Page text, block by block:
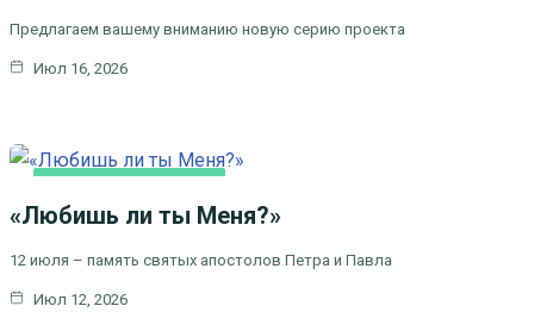
Предлагаем вашему вниманию новую серию проекта
Июл 16, 2026
ПРАЗДНИКИ
«Любишь ли ты Меня?»
12 июля – память святых апостолов Петра и Павла
Июл 12, 2026